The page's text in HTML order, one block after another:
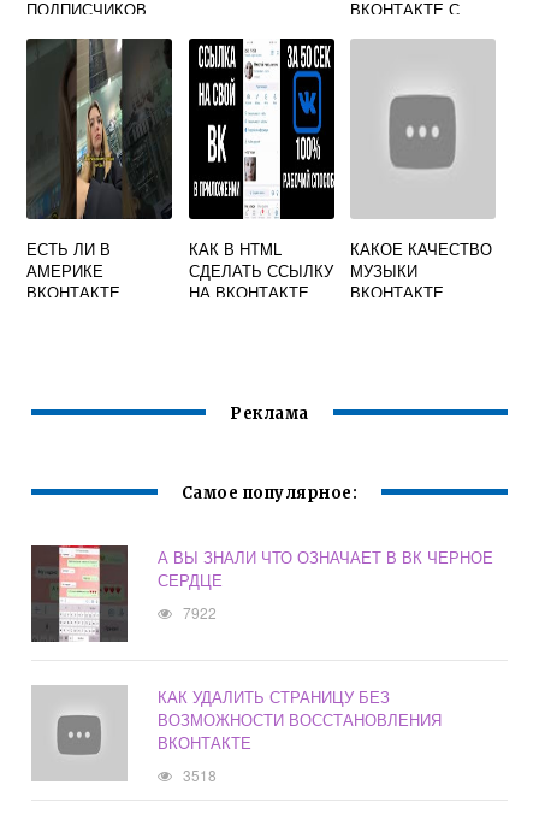
ПОДПИСЧИКОВ
ВКОНТАКТЕ
ВКОНТАКТЕ С
ЕСТЬ ЛИ В
АМЕРИКЕ
ВКОНТАКТЕ
КАК В HTML
СДЕЛАТЬ ССЫЛКУ
НА ВКОНТАКТЕ
КАКОЕ КАЧЕСТВО
МУЗЫКИ
ВКОНТАКТЕ
Реклама
Самое популярное:
А ВЫ ЗНАЛИ ЧТО ОЗНАЧАЕТ В ВК ЧЕРНОЕ
СЕРДЦЕ
7922
КАК УДАЛИТЬ СТРАНИЦУ БЕЗ
ВОЗМОЖНОСТИ ВОССТАНОВЛЕНИЯ
ВКОНТАКТЕ
3518